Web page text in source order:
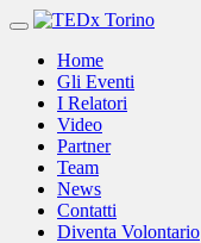
Vai
contenutoHome
Gli Eventi
I Relatori
Video
Partner
Team
News
Contatti
Diventa Volontario